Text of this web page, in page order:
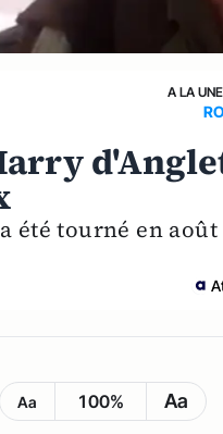
A LA UNE
été tour­né en
Aa 100% Aa